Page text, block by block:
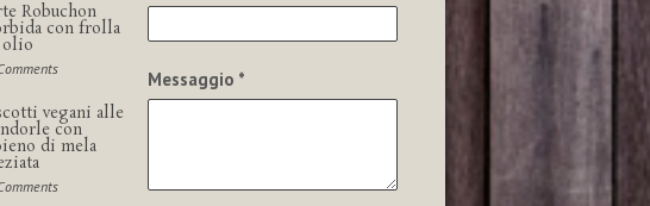
Robuchon
con frolla
vegani alle
con
di mela
Messaggio *